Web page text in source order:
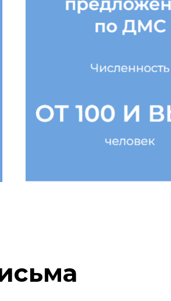
ДМС для
коллектива
выше